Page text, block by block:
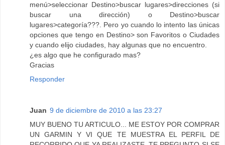
menú>seleccionar Destino>buscar lugares>direcciones (si
buscar una dirección) o Destino>buscar
lugares>categoría???. Pero yo cuando lo intento las únicas
opciones que tengo en Destino> son Favoritos o Ciudades
y cuando elijo ciudades, hay algunas que no encuentro.
¿es algo que he configurado mas?
Gracias
Responder
Juan 9 de diciembre de 2010 a las 23:27
MUY BUENO TU ARTICULO... ME ESTOY POR COMPRAR
UN GARMIN Y VI QUE TE MUESTRA EL PERFIL DE